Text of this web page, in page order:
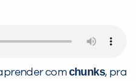
com chunks, pra